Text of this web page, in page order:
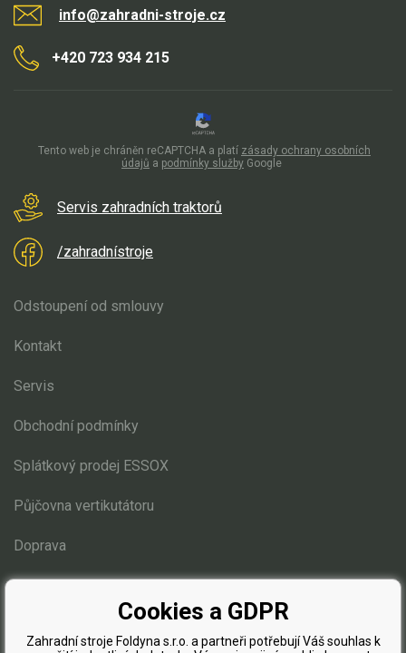
Náhradní díly pro motorové pily
Zahradní traktory
Náhradní díly pro křovinořezy
Náhradní díly pro sekačky
info@zahradni-stroje.cz
+420 723 934 215
Servis zahradních traktorů
/zahradnístroje
Odstoupení od smlouvy
Kontakt
Servis
Obchodní podmínky
Splátkový prodej ESSOX
Půjčovna vertikutátoru
Doprava
Blog
Tento web je chráněn reCAPTCHA a platí zásady ochrany osobních
údajů a podmínky služby Google
Cookies a GDPR
Zahradní stroje Foldyna s.r.o. a partneři potřebují Váš souhlas k